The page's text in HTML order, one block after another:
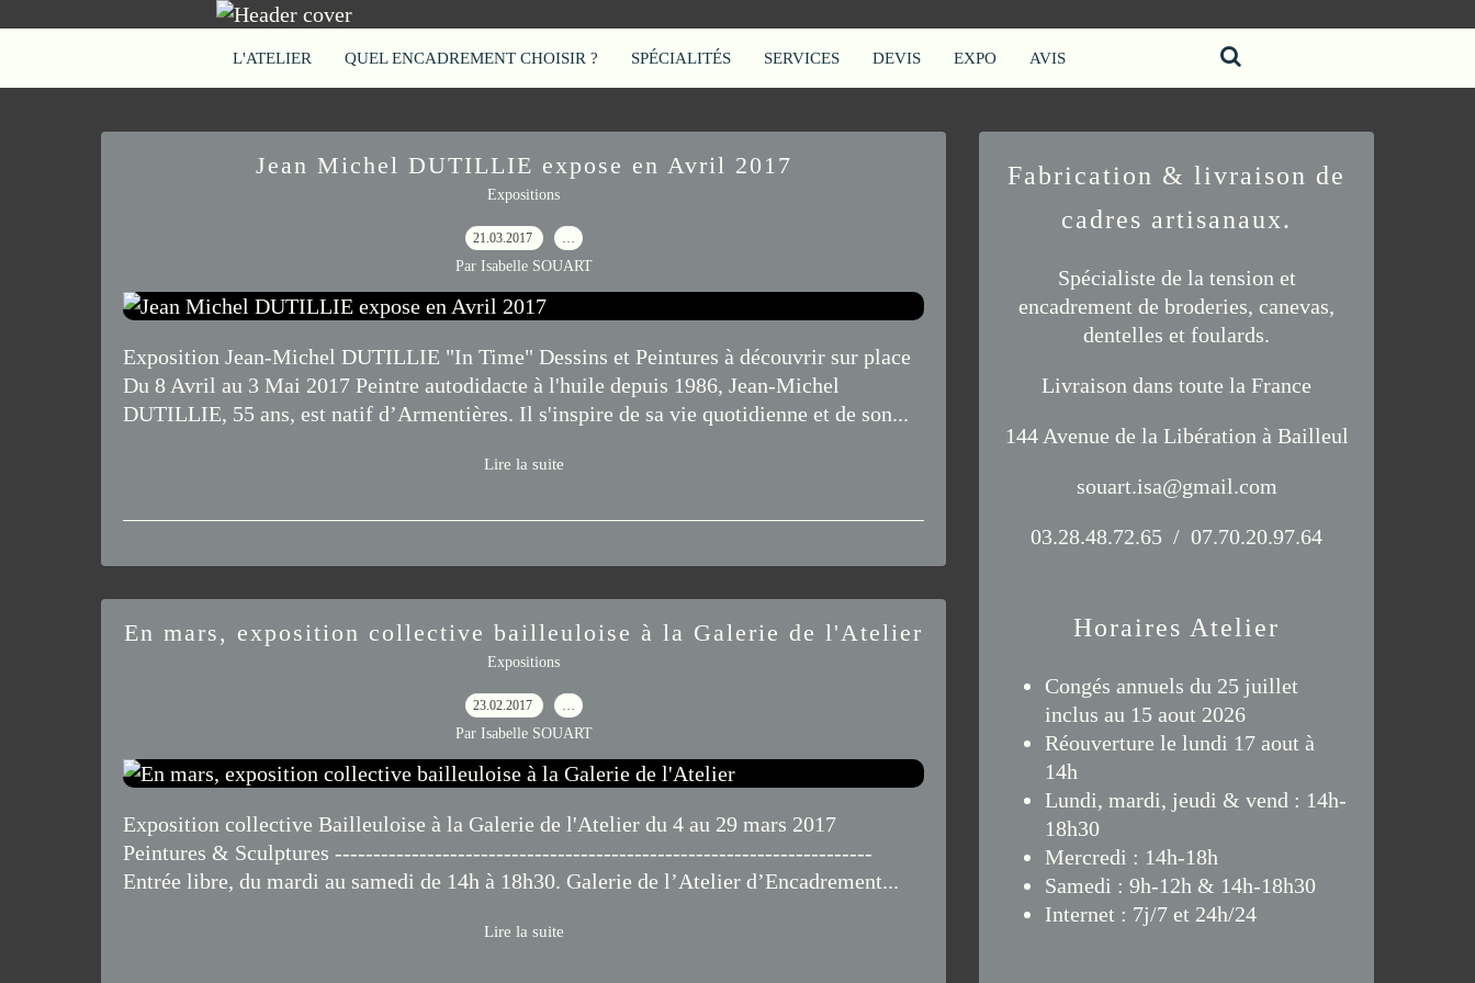
L'ATELIER QUEL ENCADREMENT CHOISIR ? SPÉCIALITÉS SERVICES DEVIS EXPO AVIS
Jean Michel DUTILLIE expose en Avril 2017
Expositions
21.03.2017 …
Par Isabelle SOUART
Exposition Jean-Michel DUTILLIE "In Time" Dessins et Peintures à découvrir sur place
Du 8 Avril au 3 Mai 2017 Peintre autodidacte à l'huile depuis 1986, Jean-Michel
DUTILLIE, 55 ans, est natif d’Armentières. Il s'inspire de sa vie quotidienne et de son...
Lire la suite
En mars, exposition collective bailleuloise à la Galerie de l'Atelier
Expositions
23.02.2017 …
Par Isabelle SOUART
Exposition collective Bailleuloise à la Galerie de l'Atelier du 4 au 29 mars 2017
Peintures & Sculptures ----------------------------------------------------------------------
Entrée libre, du mardi au samedi de 14h à 18h30. Galerie de l’Atelier d’Encadrement...
Lire la suite
Fabrication & livraison de
cadres artisanaux.
Spécialiste de la tension et
encadrement de broderies, canevas,
dentelles et foulards.
Livraison dans toute la France
144 Avenue de la Libération à Bailleul
souart.isa@gmail.com
03.28.48.72.65 / 07.70.20.97.64
Horaires Atelier
Congés annuels du 25 juillet
inclus au 15 aout 2026
Réouverture le lundi 17 aout à
14h
Lundi, mardi, jeudi & vend : 14h-
18h30
Mercredi : 14h-18h
Samedi : 9h-12h & 14h-18h30
Internet : 7j/7 et 24h/24